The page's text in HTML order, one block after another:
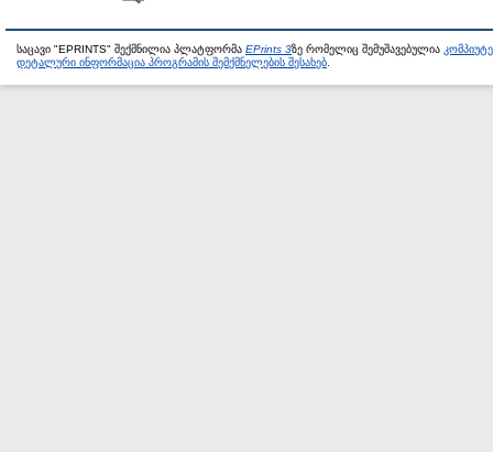
საცავი "EPRINTS" შექმნილია პლატფორმა EPrints 3ზე რომელიც შემუშავებულია
დეტალური ინფორმაცია პროგრამის შემქმნელების შესახებ